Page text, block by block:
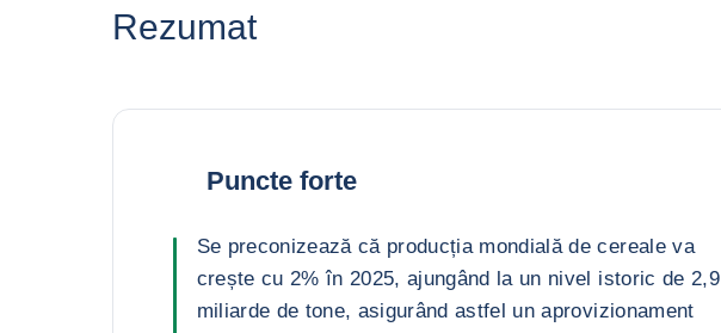
Rezumat
Puncte forte
Se preconizează că producția mondială de cereale va
crește cu 2% în 2025, ajungând la un nivel istoric de 2,9
miliarde de tone, asigurând astfel un aprovizionament